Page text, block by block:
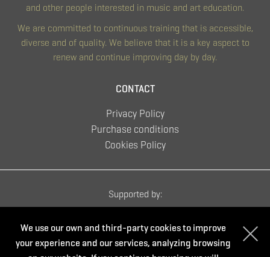
and other people interested in music and art education.
We are committed to continuous training that is accessible,
diverse and of quality. We believe that it is a key aspect to
renew and continue improving day by day.
CONTACT
Privacy Policy
Purchase conditions
Cookies Policy
Supported by:
We use our own and third-party cookies to improve
your experience and our services, analyzing browsing